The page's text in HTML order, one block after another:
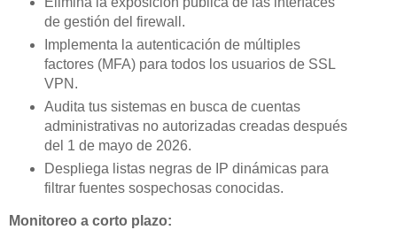
de gestión del firewall.
Implementa la autenticación de múltiples
factores (MFA) para todos los usuarios de SSL
VPN.
Audita tus sistemas en busca de cuentas
administrativas no autorizadas creadas después
del 1 de mayo de 2026.
Despliega listas negras de IP dinámicas para
filtrar fuentes sospechosas conocidas.
Monitoreo a corto plazo: